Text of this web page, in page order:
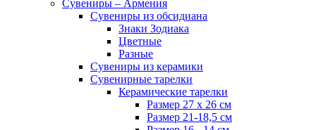
Сувениры – Армения
Сувениры из обсидиана
Знаки Зодиака
Цветные
Разные
Сувениры из керамики
Сувенирные тарелки
Керамические тарелки
Размер 27 х 26 см
Размер 21-18,5 см